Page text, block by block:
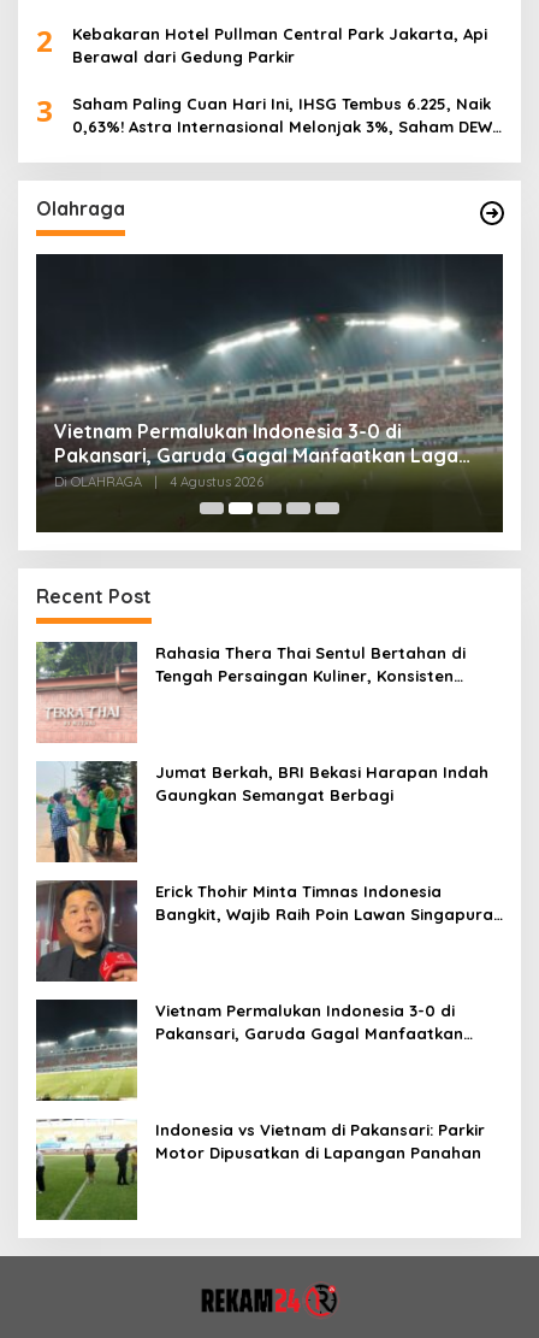
2
Kebakaran Hotel Pullman Central Park Jakarta, Api
Berawal dari Gedung Parkir
3
Saham Paling Cuan Hari Ini, IHSG Tembus 6.225, Naik
0,63%! Astra Internasional Melonjak 3%, Saham DEWA
Olahraga
Vietnam Permalukan Indonesia 3-0 di
Pakansari, Garuda Gagal Manfaatkan Laga
Kandang
Di OLAHRAGA | 4 Agustus 2026
Recent Post
Rahasia Thera Thai Sentul Bertahan di
Tengah Persaingan Kuliner, Konsisten
Jumat Berkah, BRI Bekasi Harapan Indah
Gaungkan Semangat Berbagi
Erick Thohir Minta Timnas Indonesia
Bangkit, Wajib Raih Poin Lawan Singapura
Vietnam Permalukan Indonesia 3-0 di
Pakansari, Garuda Gagal Manfaatkan
Indonesia vs Vietnam di Pakansari: Parkir
Motor Dipusatkan di Lapangan Panahan